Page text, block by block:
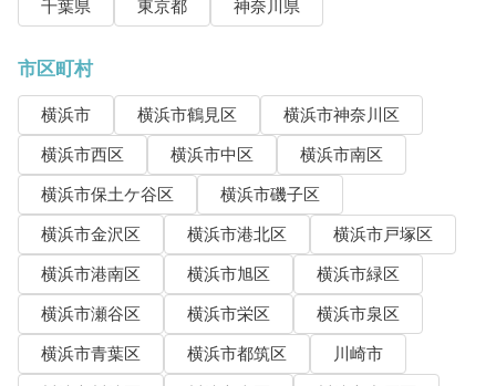
千葉県
東京都 神奈川県
市区町村
横浜市 横浜市鶴見区
横浜市神奈川区
横浜市西区
横浜市中区
横浜市南区
横浜市保土ケ谷区
横浜市磯子区
横浜市金沢区
横浜市港北区
横浜市戸塚区
横浜市港南区
横浜市旭区
横浜市緑区
横浜市瀬谷区
横浜市栄区
横浜市泉区
横浜市青葉区
横浜市都筑区
川崎市